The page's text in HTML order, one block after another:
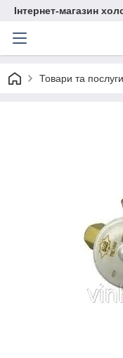
Інтернет-магазин
Товари та послуги